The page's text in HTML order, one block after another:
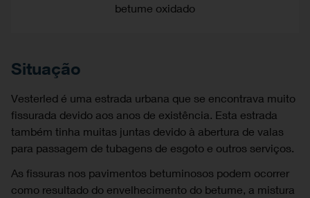
betume oxidado
Situação
Vesterled é uma estrada urbana que se encontrava muito
fissurada devido aos anos de existência. Esta estrada
também tinha muitas juntas devido à abertura de valas
para passagem de tubagens de esgoto e outros serviços.
As fissuras nos pavimentos betuminosos podem ocorrer
como resultado do envelhecimento do betume, a mistura